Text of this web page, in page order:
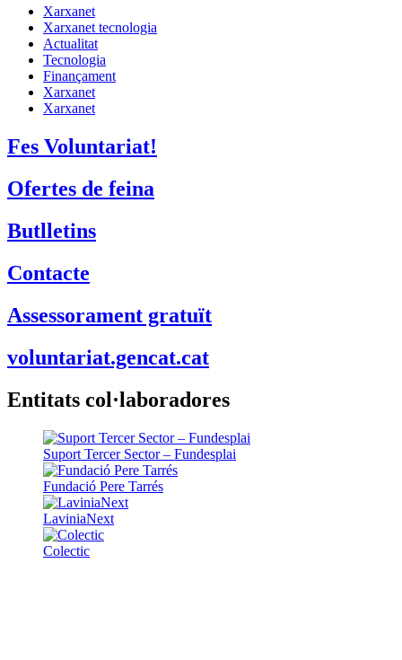
Xarxanet
Xarxanet tecnologia
Actualitat
Tecnologia
Finançament
Xarxanet
Xarxanet
Fes Voluntariat!
Ofertes de feina
Butlletins
Contacte
Assessorament gratuït
voluntariat.gencat.cat
Entitats col·laboradores
Suport Tercer Sector – Fundesplai
Fundació Pere Tarrés
LaviniaNext
Colectic